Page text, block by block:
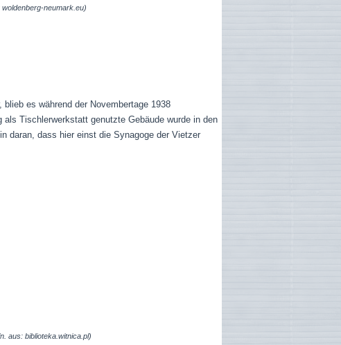
woldenberg-neumark.eu)
es während der Novembertage 1938
Tischlerwerkstatt genutzte Gebäude wurde in den
daran, dass hier einst die Synagoge der Vietzer
aus: biblioteka.witnica.pl)